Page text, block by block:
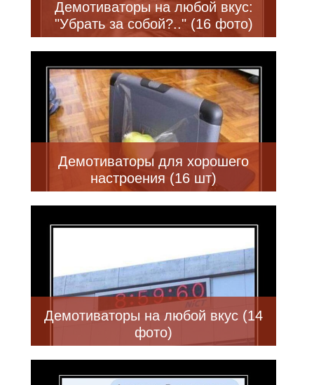
Демотиваторы на любой вкус:
"Убрать за собой?.." (16 фото)
Демотиваторы для хорошего
настроения (16 шт)
Демотиваторы на любой вкус (14
фото)